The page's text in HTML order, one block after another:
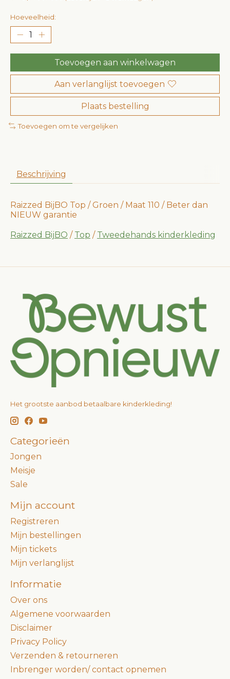
Hoeveelheid:
Toevoegen aan winkelwagen
Aan verlanglijst toevoegen
Plaats bestelling
Toevoegen om te vergelijken
Beschrijving
Raizzed BijBO Top / Groen / Maat 110 / Beter dan
NIEUW garantie
Raizzed BijBO / Top / Tweedehands kinderkleding
Het grootste aanbod betaalbare kinderkleding!
Categorieën
Jongen
Meisje
Sale
Mijn account
Registreren
Mijn bestellingen
Mijn tickets
Mijn verlanglijst
Informatie
Over ons
Algemene voorwaarden
Disclaimer
Privacy Policy
Verzenden & retourneren
Inbrenger worden/ contact opnemen